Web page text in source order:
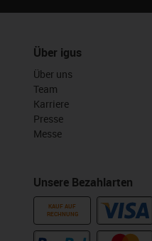
Über igus
Über uns
Team
Karriere
Presse
Messe
Unsere Bezahlarten
KAUF AUF
RECHNUNG